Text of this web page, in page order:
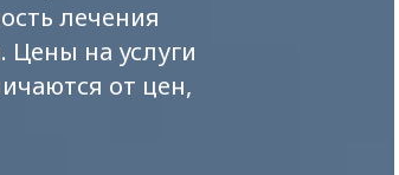
лечения
Цены на услуги
от цен,